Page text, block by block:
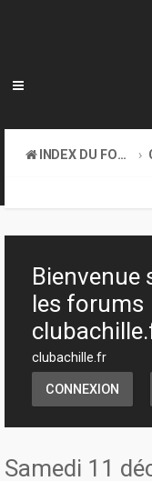
INDEX DU FORUM
Bienvenue
les forums
clubachille.fr
CONNEXION
Samedi 11